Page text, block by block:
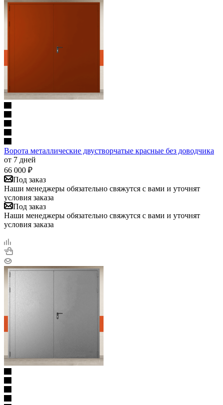
Ворота металлические двустворчатые красные без доводчика
от 7 дней
66 000 ₽
Под заказ
Наши менеджеры обязательно свяжутся с вами и уточнят
условия заказа
Под заказ
Наши менеджеры обязательно свяжутся с вами и уточнят
условия заказа